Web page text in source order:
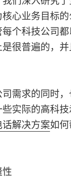
心业务目标
个科技公司
很普遍的，
需求的同时
实际的高科
解决方案如